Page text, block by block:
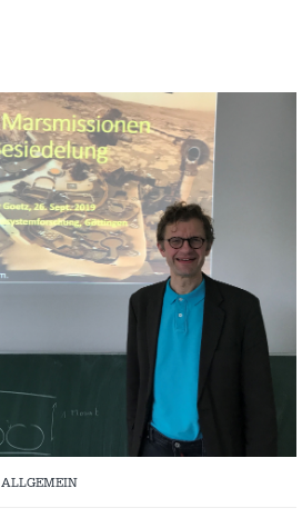
ALLGEMEIN